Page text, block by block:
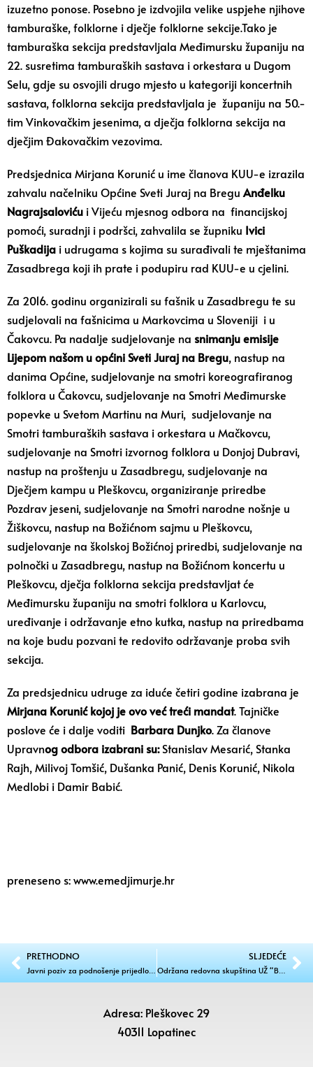
izuzetno ponose. Posebno je izdvojila velike uspjehe njihove
tamburaške, folklorne i dječje folklorne sekcije.Tako je
tamburaška sekcija predstavljala Međimursku županiju na
22. susretima tamburaških sastava i orkestara u Dugom
Selu, gdje su osvojili drugo mjesto u kategoriji koncertnih
sastava, folklorna sekcija predstavljala je županiju na 50.-
tim Vinkovačkim jesenima, a dječja folklorna sekcija na
dječjim Đakovačkim vezovima.
Predsjednica Mirjana Korunić u ime članova KUU-e izrazila
zahvalu načelniku Općine Sveti Juraj na Bregu Anđelku
Nagrajsaloviću i Vijeću mjesnog odbora na financijskoj
pomoći, suradnji i podršci, zahvalila se župniku Ivici
Puškadija i udrugama s kojima su surađivali te mještanima
Zasadbrega koji ih prate i podupiru rad KUU-e u cjelini.
Za 2016. godinu organizirali su fašnik u Zasadbregu te su
sudjelovali na fašnicima u Markovcima u Sloveniji i u
Čakovcu. Pa nadalje sudjelovanje na snimanju emisije
Lijepom našom u općiniSveti Juraj na Bregu, nastup na
danima Općine, sudjelovanje na smotri koreografiranog
folklora u Čakovcu, sudjelovanje na Smotri Međimurske
popevke u Svetom Martinu na Muri, sudjelovanje na
Smotri tamburaških sastava i orkestara u Mačkovcu,
sudjelovanje na Smotri izvornog folklora u Donjoj Dubravi,
nastup na proštenju u Zasadbregu, sudjelovanje na
Dječjem kampu u Pleškovcu, organiziranje priredbe
Pozdrav jeseni, sudjelovanje na Smotri narodne nošnje u
Žiškovcu, nastup na Božićnom sajmu u Pleškovcu,
sudjelovanje na školskoj Božićnoj priredbi, sudjelovanje na
polnočki u Zasadbregu, nastup na Božićnom koncertu u
Pleškovcu, dječja folklorna sekcija predstavljat će
Međimursku županiju na smotri folklora u Karlovcu,
uređivanje i održavanje etno kutka, nastup na priredbama
na koje budu pozvani te redovito održavanje proba svih
sekcija.
Za predsjednicu udruge za iduće četiri godine izabrana je
Mirjana Korunić kojoj je ovo već treći mandat. Tajničke
poslove će i dalje voditi Barbara Dunjko. Za članove
Upravnog odbora izabrani su:Stanislav Mesarić, Stanka
Rajh, Milivoj Tomšić, Dušanka Panić, Denis Korunić, Nikola
Medlobi i Damir Babić.
preneseno s: www.emedjimurje.hr
PRETHODNO
Javni poziv za podnošenje prijedloga za dodjelu javnih priznanja
SLJEDEĆE
Održana redovna skupština UŽ “BREZA” iz Brezja
Adresa: Pleškovec 29
40311 Lopatinec